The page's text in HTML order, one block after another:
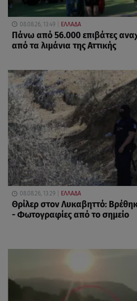
08.08.26, 13:49 ΕΛΛΑΔΑ
Πάνω από 56.000 επιβάτες
από τα λιμάνια της Αττικής
08.08.26, 13:29 ΕΛΛΑΔΑ
Θρίλερ στον Λυκαβηττό:
- Φωτογραφίες από το σημείο